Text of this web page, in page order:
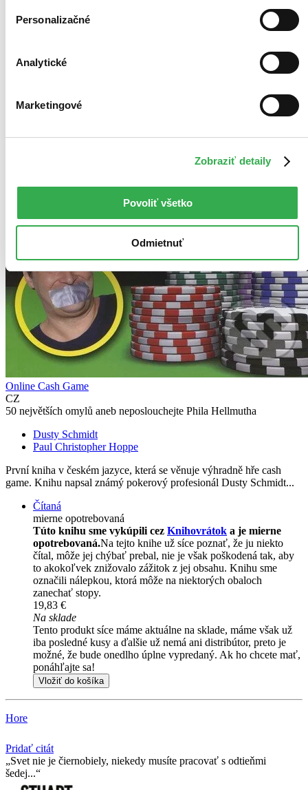
Personalizačné
Analytické
Marketingové
Zobraziť detaily
Povoliť všetko
Odmietnuť
Online Cash Game
CZ
50 největších omylů aneb neposlouchejte Phila Hellmutha
Dusty Schmidt
Paul Christopher Hoppe
První kniha v českém jazyce, která se věnuje výhradně hře cash
game. Knihu napsal známý pokerový profesionál Dusty Schmidt...
Čítaná
mierne opotrebovaná
Túto knihu sme vykúpili cez Knihovrátok a je mierne
opotrebovaná.Na tejto knihe už síce poznať, že ju niekto
čítal, môže jej chýbať prebal, nie je však poškodená tak, aby
to akokoľvek znižovalo zážitok z jej obsahu. Knihu sme
označili nálepkou, ktorá môže na niektorých obaloch
zanechať stopy.
19,83 €
Na sklade
Tento produkt síce máme aktuálne na sklade, máme však už
iba posledné kusy a ďalšie už nemá ani distribútor, preto je
možné, že bude onedlho úplne vypredaný. Ak ho chcete mať,
ponáhľajte sa!
Vložiť do košíka
Hore
Pridať citát
Svet nie je čiernobiely, niekedy musíte pracovať s odtieňmi
šedej...